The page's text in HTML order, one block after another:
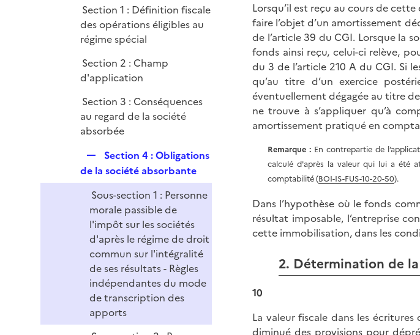
r
l
i
e
Section 1 : Définition fiscale
des opérations éligibles au
régime spécial
Section 2 : Champ
d'application
Section 3 : Conséquences
au regard de la société
absorbée
e
p
l
i
e
r
Section 4 : Obligations
de la société absorbante
Sous-section 1 : Personne
morale passible de
l'impôt sur les sociétés
d'après le régime de droit
commun sur l'intégralité
de ses résultats - Règles
indépendantes du mode
de transcription des
apports
Lorsqu’il est reçu au cours de
faire l’objet d’un amortissement
de l’article 39 du CGI. Lorsque la
fonds ainsi reçu, celui-ci relève,
du 3 de l’article 210 A du CGI. Si
qu’au titre d’un exercice
éventuellement dégagée au titre
ne trouve à s’appliquer qu’à
amortissement pratiqué en
Remarque :En contrepartie de
calculé d'après la valeur qui lui a été
comptabilité (BOI-IS-FUS-10-20-50).
Dans l’hypothèse où le fonds
résultat imposable, l’entreprise
cette immobilisation, dans les
2. Détermination de
10
La valeur fiscale dans les
diminué des provisions pour